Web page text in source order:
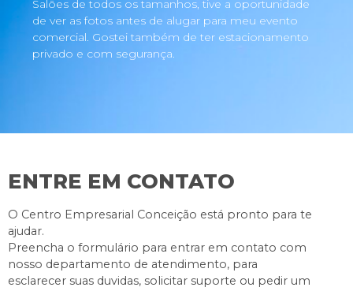
Salões de todos os tamanhos, tive a oportunidade
de ver as fotos antes de alugar para meu evento
comercial. Gostei também de ter estacionamento
privado e com segurança.
ENTRE EM CONTATO
O Centro Empresarial Conceição está pronto para te
ajudar.
Preencha o formulário para entrar em contato com
nosso departamento de atendimento, para
esclarecer suas duvidas, solicitar suporte ou pedir um